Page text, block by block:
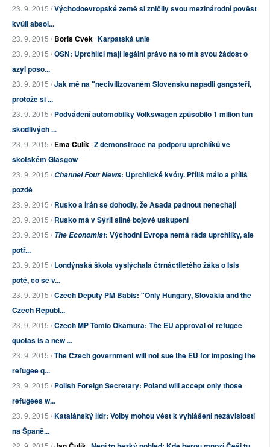
23. 9. 2015 /Východoevropské země si zničily svou mezinárodní pověst
kvůli absol...
23. 9. 2015 /Boris Cvek Karpatská unie
23. 9. 2015 /OSN: Uprchlíci mají legální právo na to mít svou žádost o
azyl poso...
23. 9. 2015 /Jak mě na "necivilizovaném Slovensku napadli gangsteři,
protože si ...
23. 9. 2015 /Podvádění automobilky Volkswagen způsobilo 1 milion tun
škodlivých ...
23. 9. 2015 /Ema Čulík Z demonstrace na podporu uprchlíků ve
skotském Glasgow
23. 9. 2015 /Channel Four News: Uprchlické kvóty. Příliš málo a příliš
pozdě
23. 9. 2015 /Rusko a Írán se dohodly, že Asada padnout nenechají
23. 9. 2015 /Rusko má v Sýrii silné bojové uskupení
23. 9. 2015 /The Economist: Východní Evropa nemá ráda uprchlíky, ale
potř...
23. 9. 2015 /Londýnská škola vyslýchala čtrnáctiletého žáka o Isis
poté, co se v...
23. 9. 2015 /Czech Deputy PM Babiš: "Only Hungary, Slovakia and the
Czech Republ...
23. 9. 2015 /Czech MP Tomio Okamura: The EU approval of refugee
quotas is a new ...
23. 9. 2015 /The Czech government will not sue the EU for imposing the
refugee q...
23. 9. 2015 /Polish Foreign Secretary: Poland will accept only those
refugees w...
23. 9. 2015 /Katalánský lídr: Volby mohou vést k vyhlášení nezávislosti
na Španě...